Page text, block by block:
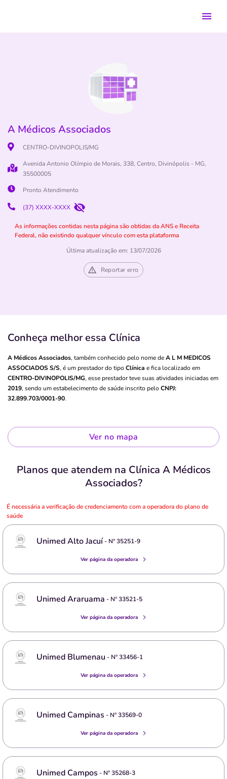
A Médicos Associados
CENTRO-DIVINOPOLIS/MG
Avenida Antonio Olímpio de Morais, 338, Centro, Divinópolis - MG,
35500005
Pronto Atendimento
(37) XXXX-XXXX
As informações contidas nesta página são obtidas da ANS e Receita
Federal, não existindo qualquer vínculo com esta plataforma
Última atualização em: 13/07/2026
Reportar erro
Conheça melhor essa Clínica
A Médicos Associados, também conhecido pelo nome deA L M MEDICOS
ASSOCIADOS S/S, é um prestador do tipo Clínica e fica localizado em
CENTRO-DIVINOPOLIS/MG, esse prestador teve suas atividades iniciadas em
2019, sendo um estabelecimento de saúde inscrito pelo CNPJ:
32.899.703/0001-90.
Ver no mapa
Planos que atendem na Clínica A Médicos
Associados?
É necessária a verificação de credenciamento com a operadora do plano de
saúde
Unimed Alto Jacuí- Nº35251-9
Ver página da operadora
Unimed Araruama - Nº33521-5
Ver página da operadora
Unimed Blumenau - Nº33456-1
Ver página da operadora
Unimed Campinas - Nº33569-0
Ver página da operadora
Unimed Campos - Nº35268-3